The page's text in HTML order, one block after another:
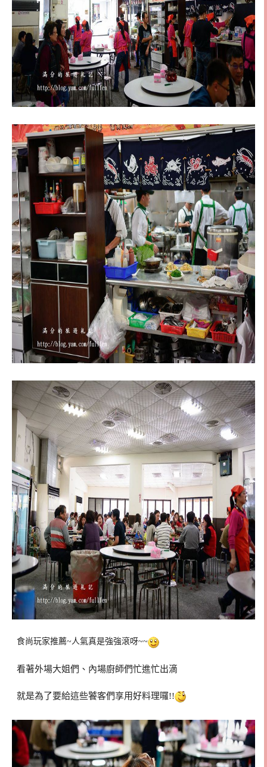
食尚玩家推薦~人氣真是強強滾呀~~
看著外場大姐們、內場廚師們忙進忙出滴
就是為了要給這些饕客們享用好料理囉!!